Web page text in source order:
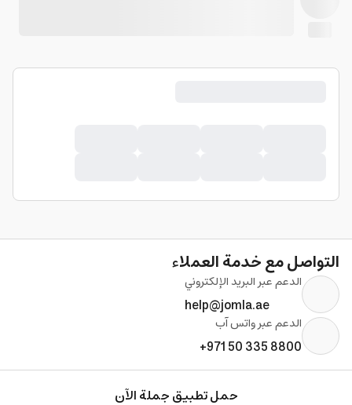
التواصل مع خدمة العملاء
الدعم عبر البريد الإلكتروني
help@jomla.ae
الدعم عبر واتس آب
+971 50 335 8800
حمل تطبيق جملة الآن